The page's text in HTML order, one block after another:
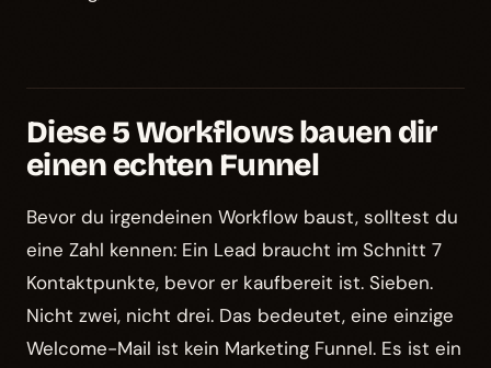
Diese 5 Workflows bauen dir
einen echten Funnel
Bevor du irgendeinen Workflow baust, solltest du
eine Zahl kennen: Ein Lead braucht im Schnitt 7
Kontaktpunkte, bevor er kaufbereit ist. Sieben.
Nicht zwei, nicht drei. Das bedeutet, eine einzige
Welcome-Mail ist kein Marketing Funnel. Es ist ein